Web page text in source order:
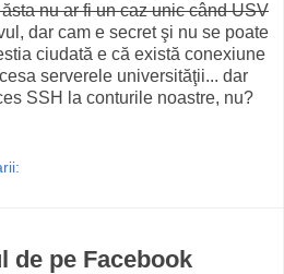
nu ar fi un caz unic când USV
dar cam e secret şi nu se poate
ciudată e că există conexiune
serverele universităţii... dar
SSH la conturile noastre, nu?
de pe Facebook